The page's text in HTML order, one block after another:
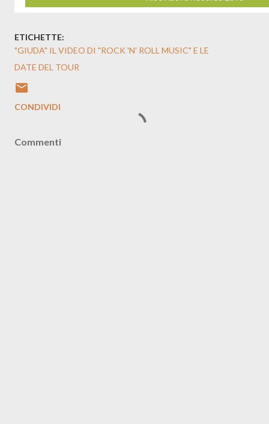
ETICHETTE:
"GIUDA" IL VIDEO DI "ROCK 'N' ROLL MUSIC" E LE
DATE DEL TOUR
CONDIVIDI
Commenti